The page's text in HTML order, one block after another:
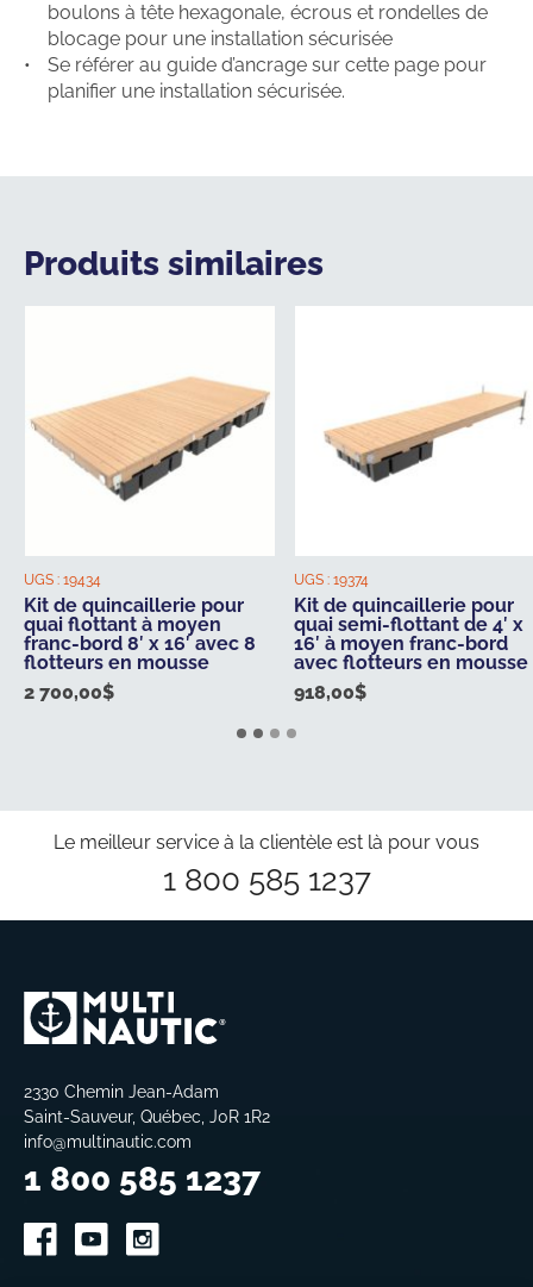
boulons à tête hexagonale, écrous et rondelles de
blocage pour une installation sécurisée
Se référer au guide d’ancrage sur cette page pour
planifier une installation sécurisée.
Produits similaires
UGS : 19434
Kit de quincaillerie pour
quai flottant à moyen
franc-bord 8′ x 16′ avec 8
flotteurs en mousse
2 700,00$
UGS : 19374
Kit de quincaillerie pour
quai semi-flottant de 4′ x
16′ à moyen franc-bord
avec flotteurs en mousse
918,00$
Le meilleur service à la clientèle est là pour vous
1 800 585 1237
2330 Chemin Jean-Adam
Saint-Sauveur, Québec, J0R 1R2
info@multinautic.com
1 800 585 1237